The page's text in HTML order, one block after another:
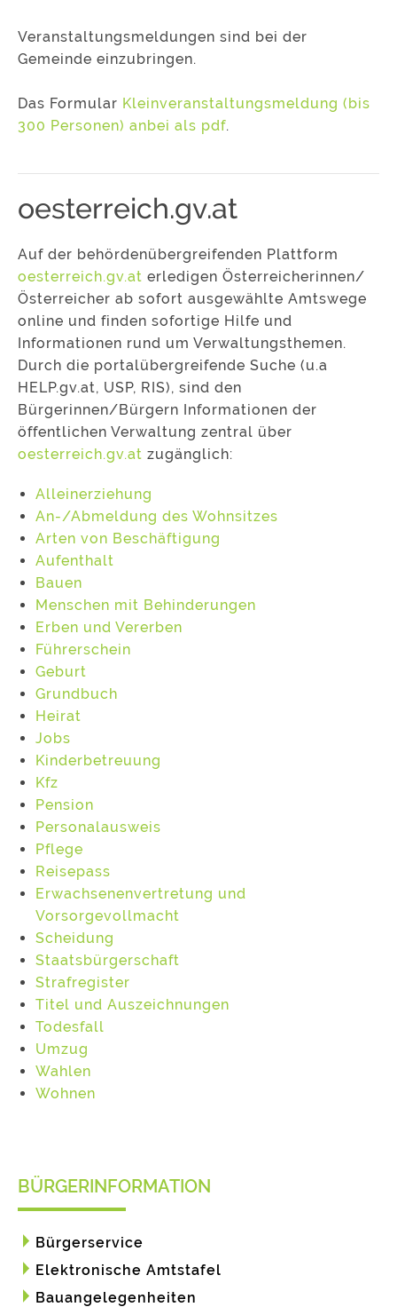
Veranstaltungsmeldungen sind bei der
Gemeinde einzubringen.
Das Formular Kleinveranstaltungsmeldung (bis
300 Personen) anbei als pdf.
oesterreich.gv.at
Auf der behördenübergreifenden Plattform
oesterreich.gv.at erledigen Österreicherinnen/
Österreicher ab sofort ausgewählte Amtswege
online und finden sofortige Hilfe und
Informationen rund um Verwaltungsthemen.
Durch die portalübergreifende Suche (u.a
HELP.gv.at, USP, RIS), sind den
Bürgerinnen/Bürgern Informationen der
öffentlichen Verwaltung zentral über
oesterreich.gv.at zugänglich:
Alleinerziehung
An-/Abmeldung des Wohnsitzes
Arten von Beschäftigung
Aufenthalt
Bauen
Menschen mit Behinderungen
Erben und Vererben
Führerschein
Geburt
Grundbuch
Heirat
Jobs
Kinderbetreuung
Kfz
Pension
Personalausweis
Pflege
Reisepass
Erwachsenenvertretung und
Vorsorgevollmacht
Scheidung
Staatsbürgerschaft
Strafregister
Titel und Auszeichnungen
Todesfall
Umzug
Wahlen
Wohnen
BÜRGERINFORMATION
Bürgerservice
Elektronische Amtstafel
Bauangelegenheiten